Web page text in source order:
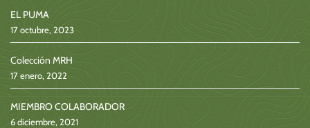
EL PUMA
17 octubre, 2023
Colección MRH
17 enero, 2022
MIEMBRO COLABORADOR
6 diciembre, 2021